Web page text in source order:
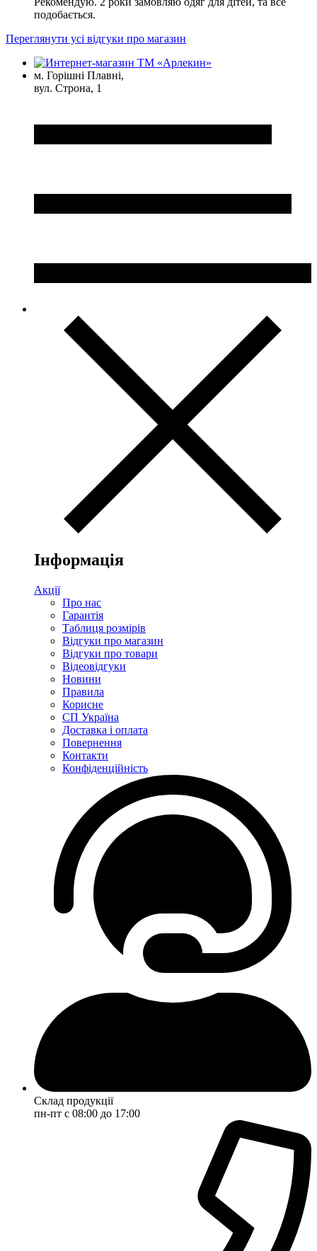
подобається.
Переглянути усі відгуки про магазин
м. Горішні Плавні,
вул. Строна, 1
Інформація
Акції
Про нас
Гарантія
Таблиця розмірів
Відгуки про магазин
Відгуки про товари
Відеовідгуки
Новини
Правила
Корисне
СП Україна
Доставка і оплата
Повернення
Контакти
Конфіденційність
Склад продукції
пн-пт с 08:00 до 17:00